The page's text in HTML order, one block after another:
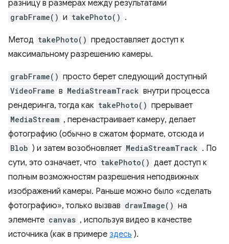
разницу в размерах между результатами
grabFrame() и takePhoto() .
Метод takePhoto() предоставляет доступ к
максимальному разрешению камеры.
grabFrame() просто берет следующий доступный
VideoFrame в MediaStreamTrack внутри процесса
рендеринга, тогда как takePhoto() прерывает
MediaStream , перенастраивает камеру, делает
фотографию (обычно в сжатом формате, отсюда и
Blob ) и затем возобновляет MediaStreamTrack . По
сути, это означает, что takePhoto() дает доступ к
полным возможностям разрешения неподвижных
изображений камеры. Раньше можно было «сделать
фотографию», только вызвав drawImage() на
элементе canvas , используя видео в качестве
источника (как в примере здесь ).